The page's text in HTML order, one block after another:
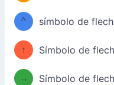
^ símbolo de
↑ Símbolo de
→ Símbolo de